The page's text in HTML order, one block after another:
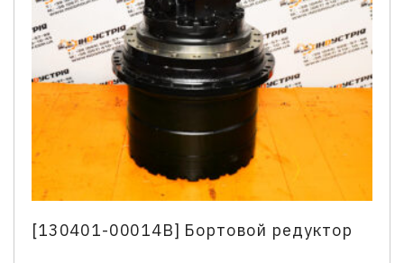
[130401-00014B] Бортовой редуктор